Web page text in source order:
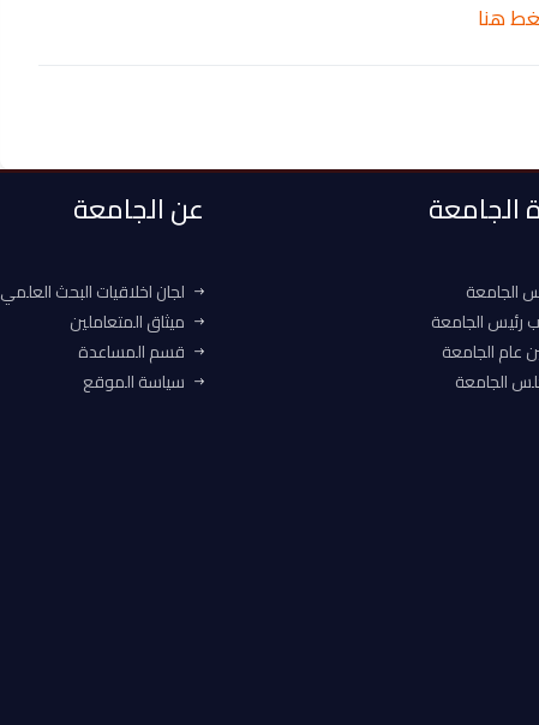
هنا
الجامعة
الجامعة
رئيس الجامعة
عام الجامعة
الجامعة
عن الجامعة
لجان اخلاقيات البحث العلمي
ميثاق المتعاملين
قسم المساعدة
سياسة الموقع